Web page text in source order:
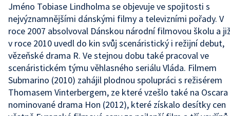
Jméno Tobiase Lindholma se objevuje ve spojitosti s
nejvýznamnějšími dánskými filmy a televizními pořady. V
roce 2007 absolvoval Dánskou národní filmovou školu a
v roce 2010 uvedl do kin svůj scenáristický i režijní debut,
vězeňské drama R. Ve stejnou dobu také pracoval ve
scenáristickém týmu věhlasného seriálu Vláda. Filmem
Submarino (2010) zahájil plodnou spolupráci s režisérem
Thomasem Vinterbergem, ze které vzešlo také na Oscara
nominované drama Hon (2012), které získalo desítky cen